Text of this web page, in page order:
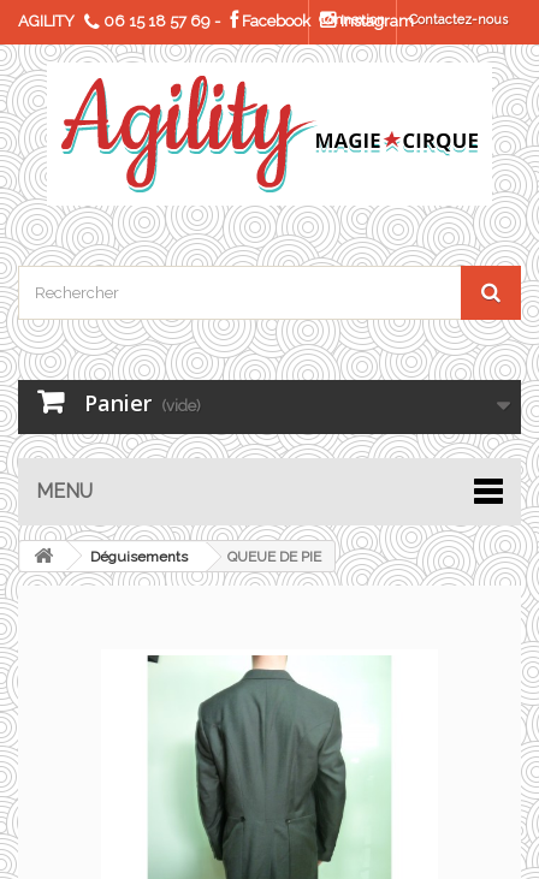
AGILITY 06 15 18 57 69 - Facebook InstagramContactez-nous
Connexion
Panier (vide)
MENU
Déguisements QUEUE DE PIE